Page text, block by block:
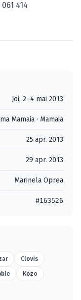
414
Joi, 2–4 mai 2013
Mamaia · Mamaia
25 apr. 2013
29 apr. 2013
Marinela Oprea
#163526
Clovis
Kozo